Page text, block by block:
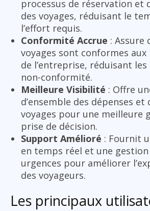
processus de réservation et
des voyages, réduisant le
l’effort requis.
Conformité Accrue : Assure
voyages sont conformes
de l’entreprise, réduisant les
non-conformité.
Meilleure Visibilité : Offre
d’ensemble des dépenses et
voyages pour une meilleure
prise de décision.
Support Amélioré : Fournit
en temps réel et une gestion
urgences pour améliorer
des voyageurs.
Les principaux